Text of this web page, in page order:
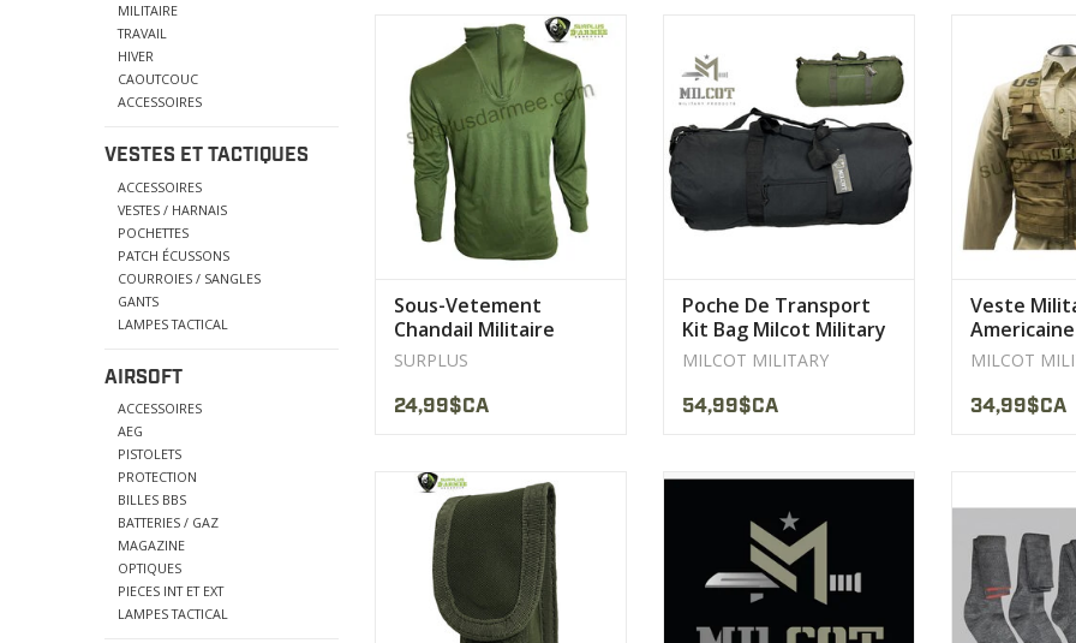
MILITAIRE
TRAVAIL
HIVER
CAOUTCOUC
ACCESSOIRES
VESTES ET TACTIQUES
ACCESSOIRES
VESTES / HARNAIS
POCHETTES
PATCH ÉCUSSONS
COURROIES / SANGLES
GANTS
LAMPES TACTICAL
AIRSOFT
ACCESSOIRES
AEG
PISTOLETS
PROTECTION
BILLES BBS
BATTERIES / GAZ
MAGAZINE
OPTIQUES
PIECES INT ET EXT
LAMPES TACTICAL
Neuf / Usagé
Polypropylene
X-Small à XX-Large
AFFICHER LE PRODUIT
Sous-Vetement
Chandail Militaire
Canadien
Usagé
SURPLUS
24,99$CA
pour une résistance accrue avec
épaulière amovible.
AFFICHER LE PRODUIT
Poche De Transport
Kit Bag Milcot Military
MILCOT MILITARY
54,99$CA
Cette
AFFICHER
Veste
Bearing
MILCOT
34,99$CA
1000 deniers
Sangle en nylon.
Fil de nylon composite
AFFICHER LE PRODUIT
MILCOT MILITARY Chemise ACU
Digi-Green Milcot Military
AFFICHER LE PRODUIT